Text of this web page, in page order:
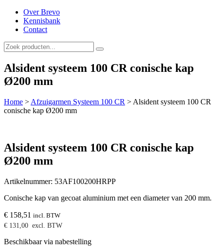
Over Brevo
Kennisbank
Contact
Alsident systeem 100 CR conische kap
Ø200 mm
Home > Afzuigarmen Systeem 100 CR > Alsident systeem 100 CR
conische kap Ø200 mm
Alsident systeem 100 CR conische kap
Ø200 mm
Artikelnummer: 53AF100200HRPP
Conische kap van gecoat aluminium met een diameter van 200 mm.
€ 158,51 incl. BTW
€ 131,00 excl. BTW
Beschikbaar via nabestelling